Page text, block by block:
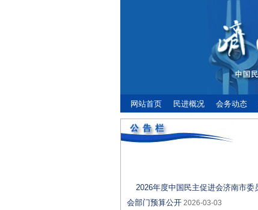
网站首页 民进概况 会务动态